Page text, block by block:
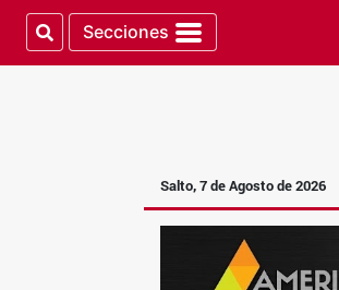
Secciones
Salto, 7 de Agosto de 2026